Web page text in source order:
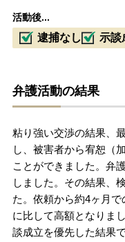
活動後...
逮捕なし 示談
弁護活動の結果
粘り強い交渉の結果、
し、被害者から宥恕（
ことができました。弁
しました。その結果、
た。依頼から約4ヶ月
に比して高額となりま
談成立を優先した結果